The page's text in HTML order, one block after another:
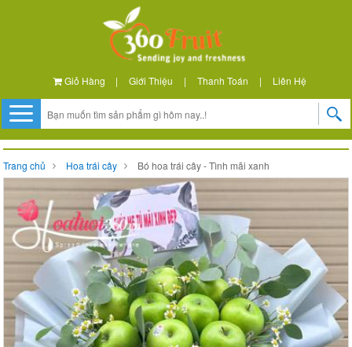
Giỏ Hàng | Giới Thiệu | Thanh Toán | Liên Hệ
Trang chủ Hoa trái cây Bó hoa trái cây - Tình mãi xanh